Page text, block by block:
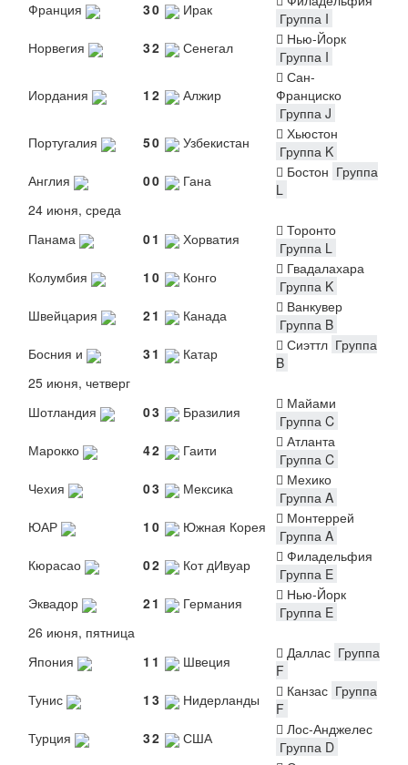
Франция
30 Ирак
Группа I
Норвегия
32 Сенегал
Нью-Йорк
Группа I
Иордания 1 2 Алжир
Сан-
Франциско
Группа J
Португалия
50 Узбекистан
Хьюстон
Группа K
Англия
00 Гана Бостон Группа
L
24 июня, среда
Панама
01 Хорватия
Торонто
Группа L
Колумбия
1 0 Конго
Гвадалахара
Группа K
Швейцария
21 Канада
Ванкувер
Группа B
Босния и
31 Катар Сиэттл Группа
B
25 июня, четверг
Шотландия
03 Бразилия
Майами
Группа C
Марокко
42 Гаити
Атланта
Группа C
Чехия
03 Мексика
Мехико
Группа A
ЮАР
1 0 Южная Корея
Монтеррей
Группа A
Кюрасао
02 Кот дИвуар
Филадельфия
Группа E
Эквадор
21 Германия
Нью-Йорк
Группа E
26 июня, пятница
Япония
1 1 Швеция Даллас Группа
F
Тунис
1 3 Нидерланды Канзас Группа
F
Турция
32 США
Лос-Анджелес
Группа D